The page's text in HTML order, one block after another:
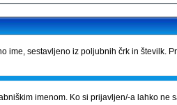
ime, sestavljeno iz poljubnih črk in številk.
imenom. Ko si prijavljen/-a lahko